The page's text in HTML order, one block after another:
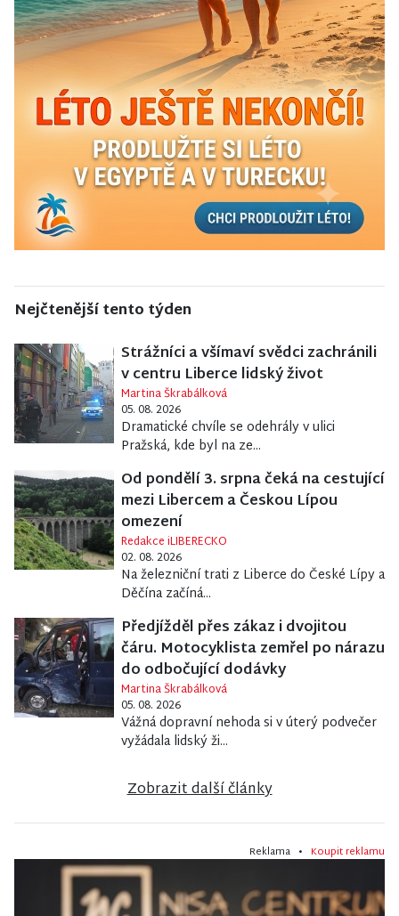
Nejčtenější tento týden
Strážníci a všímaví svědci zachránili
v centru Liberce lidský život
Martina Škrabálková
05. 08. 2026
Dramatické chvíle se odehrály v ulici
Pražská, kde byl na ze...
Od pondělí 3. srpna čeká na cestující
mezi Libercem a Českou Lípou
omezení
Redakce iLIBERECKO
02. 08. 2026
Na železniční trati z Liberce do České Lípy a
Děčína začíná...
Předjížděl přes zákaz i dvojitou
čáru. Motocyklista zemřel po nárazu
do odbočující dodávky
Martina Škrabálková
05. 08. 2026
Vážná dopravní nehoda si v úterý podvečer
vyžádala lidský ži...
Zobrazit další články
Reklama • Koupit reklamu